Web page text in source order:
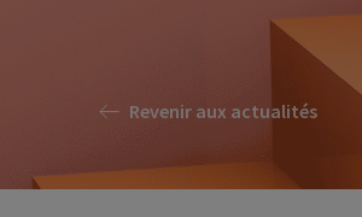
Revenir aux actualités